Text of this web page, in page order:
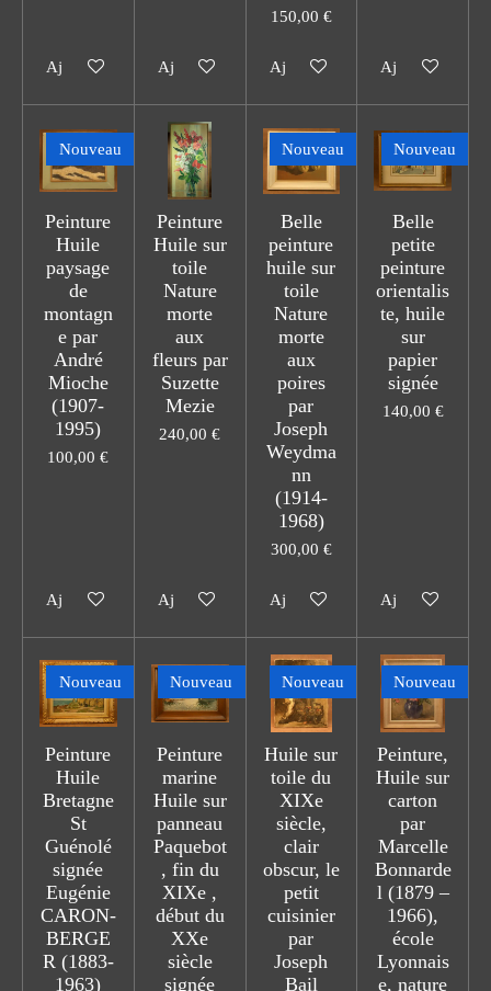
Ajouter au panierAjouter au panier
150,00 €
Ajouter au panierAjouter au
Nouveau
Peinture
Huile
paysage
de
montagn
e par
André
Mioche
(1907-
1995)
100,00 €
Ajouter au panier
Peinture
Huile sur
toile
Nature
morte
aux
fleurs par
Suzette
Mezie
240,00 €
Ajouter au panier
Nouveau
Belle
peinture
huile sur
toile
Nature
morte
aux
poires
par
Joseph
Weydma
nn
(1914-
1968)
300,00 €
Ajouter au panier
Nouveau
Belle
petite
peinture
orientalis
te, huile
sur
papier
signée
140,00 €
Ajouter au
Nouveau
Peinture
Huile
Bretagne
St
Guénolé
signée
Eugénie
CARON-
BERGE
R (1883-
1963)
Nouveau
Peinture
marine
Huile sur
panneau
Paquebot
, fin du
XIXe ,
début du
XXe
siècle
signée
Nouveau
Huile sur
toile du
XIXe
siècle,
clair
obscur, le
petit
cuisinier
par
Joseph
Bail
Nouveau
Peinture,
Huile sur
carton
par
Marcelle
Bonnarde
l (1879 –
1966),
école
Lyonnais
e, nature